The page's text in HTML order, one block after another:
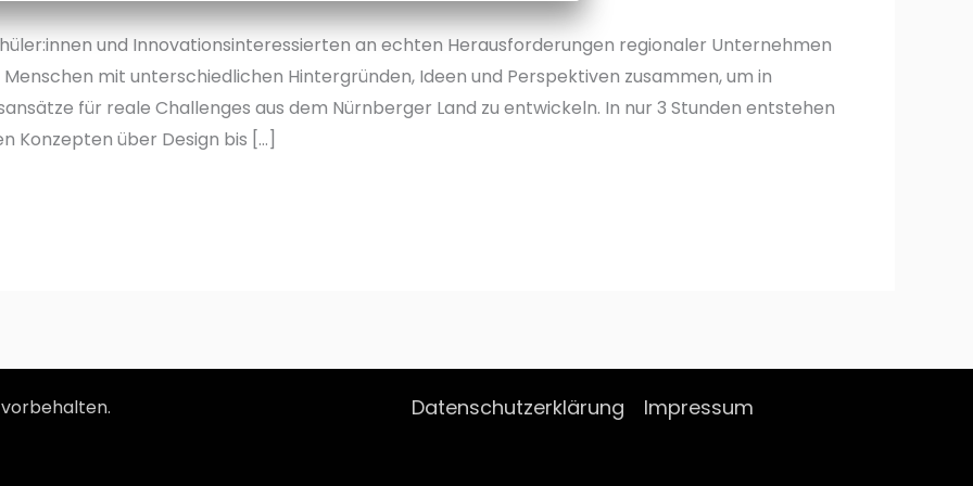
und Innovationsinteressierten an echten Herausforderungen regionaler Unternehmen
mit unterschiedlichen Hintergründen, Ideen und Perspektiven zusammen, um in
für reale Challenges aus dem Nürnberger Land zu entwickeln. In nur 3 Stunden entstehen
Konzepten über Design bis […]
Datenschutzerklärung Impressum